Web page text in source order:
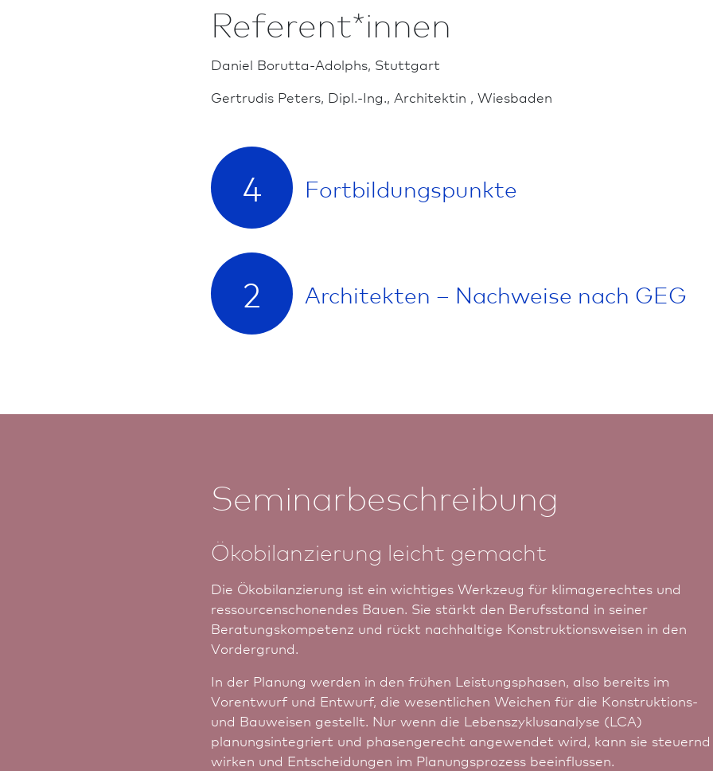
Referent*innen
Daniel Borutta-Adolphs, Stuttgart
Gertrudis Peters, Dipl.-Ing., Architekt­in , Wies­ba­den
4 Fort­bildungs­punkte
2 Architekten – Nachweise nach GEG
Seminarbeschreibung
Ökobilanzierung leicht gemacht
Die Ökobilanzierung ist ein wichtiges Werkzeug für klimage­rech­tes und
ressourcenschonendes Bauen. Sie stärkt den Berufs­stand in seiner
Beratungskompetenz und rückt nach­haltige Konstruktionsweisen in den
Vordergrund.
In der Planung werden in den frühen Leistungsphasen, also bereits im
Vorentwurf und Entwurf, die wesentlichen Weichen für die Konstruktions-
und Bauweisen gestellt. Nur wenn die Lebenszyklusanalyse (LCA)
planungsintegriert und phasengerecht angewendet wird, kann sie steuernd
wirken und Entscheidungen im Planungsprozess beeinflussen.